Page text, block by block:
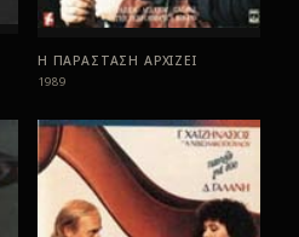
Η ΠΑΡΑΣΤΑΣΗ ΑΡΧΙΖΕΙ
1989